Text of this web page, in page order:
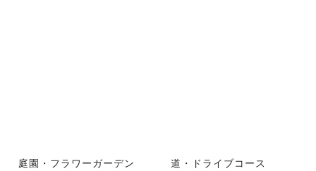
庭園・フラワーガーデン 道・ドライブコース